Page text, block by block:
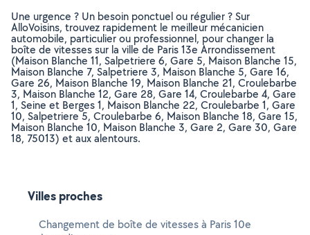
Une urgence ? Un besoin ponctuel ou régulier ? Sur
AlloVoisins, trouvez rapidement le meilleur mécanicien
automobile, particulier ou professionnel, pour changer la
boîte de vitesses sur la ville de Paris 13e Arrondissement
(Maison Blanche 11, Salpetriere 6, Gare 5, Maison Blanche 15,
Maison Blanche 7, Salpetriere 3, Maison Blanche 5, Gare 16,
Gare 26, Maison Blanche 19, Maison Blanche 21, Croulebarbe
3, Maison Blanche 12, Gare 28, Gare 14, Croulebarbe 4, Gare
1, Seine et Berges 1, Maison Blanche 22, Croulebarbe 1, Gare
10, Salpetriere 5, Croulebarbe 6, Maison Blanche 18, Gare 15,
Maison Blanche 10, Maison Blanche 3, Gare 2, Gare 30, Gare
18, 75013) et aux alentours.
Villes proches
Changement de boîte de vitesses à Paris 10e